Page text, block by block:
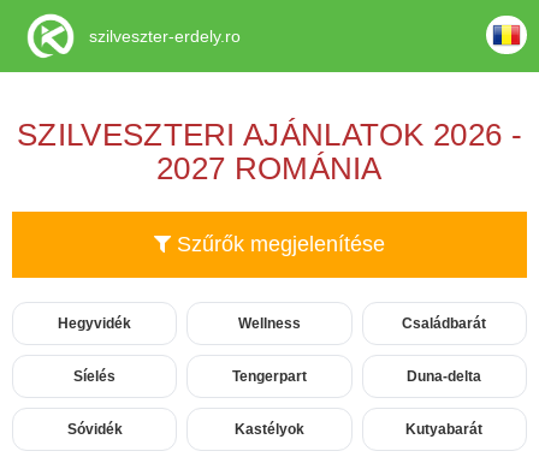
SZILVESZTERI AJÁNLATOK 2026 -
2027 ROMÁNIA
Szűrők megjelenítése
Hegyvidék Wellness Családbarát
Síelés Tengerpart Duna-delta
Sóvidék Kastélyok Kutyabarát
szilveszter-erdely.ro